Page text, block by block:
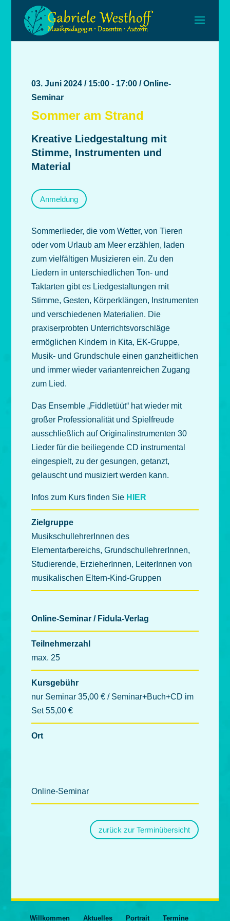
03. Juni 2024 / 15:00 - 17:00 / Online-
Seminar
Sommer am Strand
Kreative Liedgestaltung mit
Stimme, Instrumenten und
Material
Anmeldung
Sommerlieder, die vom Wetter, von Tieren
oder vom Urlaub am Meer erzählen, laden
zum vielfältigen Musizieren ein. Zu den
Liedern in unterschiedlichen Ton- und
Taktarten gibt es Liedgestaltungen mit
Stimme, Gesten, Körperklängen, Instrumenten
und verschiedenen Materialien. Die
praxiserprobten Unterrichtsvorschläge
ermöglichen Kindern in Kita, EK-Gruppe,
Musik- und Grundschule einen ganzheitlichen
und immer wieder variantenreichen Zugang
zum Lied.
Das Ensemble „Fiddletüüt“ hat wieder mit
großer Professionalität und Spielfreude
ausschließlich auf Originalinstrumenten 30
Lieder für die beiliegende CD instrumental
eingespielt, zu der gesungen, getanzt,
gelauscht und musiziert werden kann.
Infos zum Kurs finden Sie HIER
Zielgruppe
MusikschullehrerInnen des
Elementarbereichs, GrundschullehrerInnen,
Studierende, ErzieherInnen, LeiterInnen von
musikalischen Eltern-Kind-Gruppen
Online-Seminar / Fidula-Verlag
Teilnehmerzahl
max. 25
Kursgebühr
nur Seminar 35,00 € / Seminar+Buch+CD im
Set 55,00 €
Ort
Online-Seminar
zurück zur Terminübersicht
Willkommen Aktuelles Portrait Termine